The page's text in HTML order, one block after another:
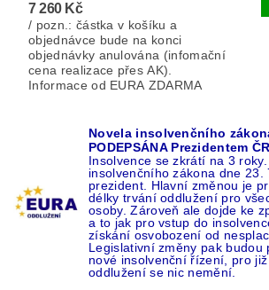
7 260 Kč
/ pozn.: částka v košíku a
objednávce bude na konci
objednávky anulována (infomační
cena realizace přes AK).
Informace od EURA ZDARMA
Novela insolvenčního
PODEPSÁNA Prezidentem ČR
Insolvence se zkrátí na 3
insolvenčního zákona dne 23.
prezident. Hlavní změnou je
délky trvání oddlužení pro
osoby. Zároveň ale dojde ke
a to jak pro vstup do
získání osvobození od
Legislativní změny pak budou
nové insolvenční řízení, pro
oddlužení se nic nemění.